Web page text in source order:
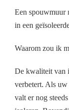
Een spouwmuur
in een
Waarom zou ik
De kwaliteit van
verbetert. Als uw
valt er nog